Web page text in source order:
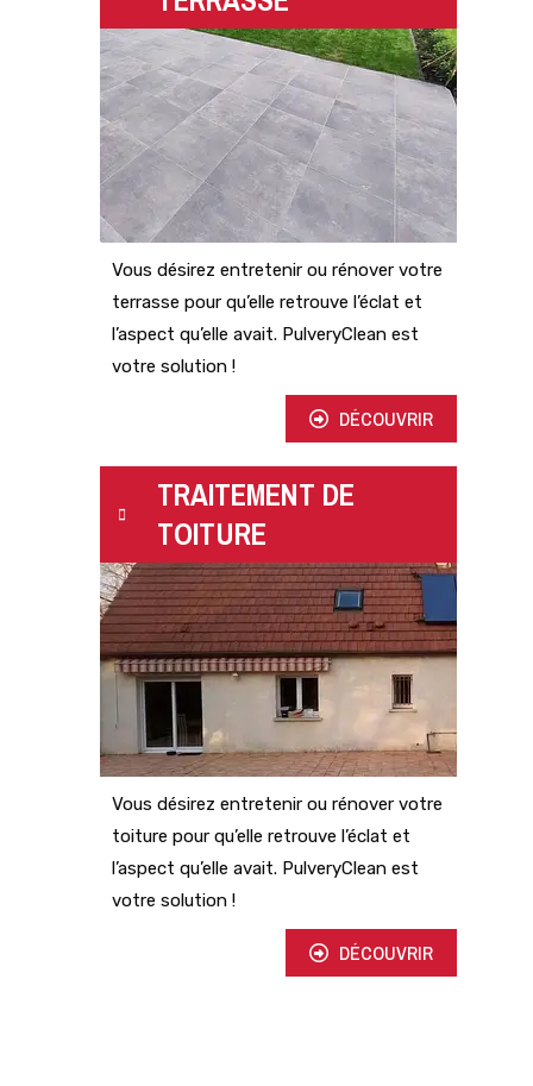
Vous désirez entretenir ou rénover votre
terrasse pour qu’elle retrouve l’éclat et
l’aspect qu’elle avait. PulveryClean est
votre solution !
DÉCOUVRIR
TRAITEMENT DE
TOITURE
Vous désirez entretenir ou rénover votre
toiture pour qu’elle retrouve l’éclat et
l’aspect qu’elle avait. PulveryClean est
votre solution !
DÉCOUVRIR